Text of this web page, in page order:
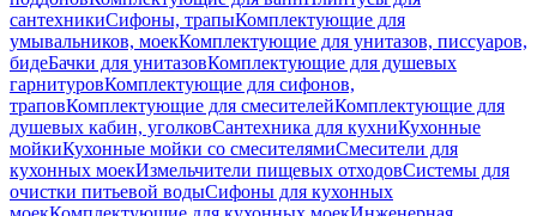
сантехникиСифоны, трапыКомплектующие для
умывальников, моекКомплектующие для унитазов, писсуаров,
бидеБачки для унитазовКомплектующие для душевых
гарнитуровКомплектующие для сифонов,
траповКомплектующие для смесителейКомплектующие для
душевых кабин, уголковСантехника для кухниКухонные
мойкиКухонные мойки со смесителямиСмесители для
кухонных моекИзмельчители пищевых отходовСистемы для
очистки питьевой водыСифоны для кухонных